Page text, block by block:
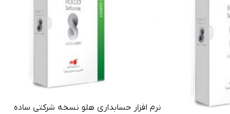
نرم افزار حسابداری هلو نسخه شرکتی ساده